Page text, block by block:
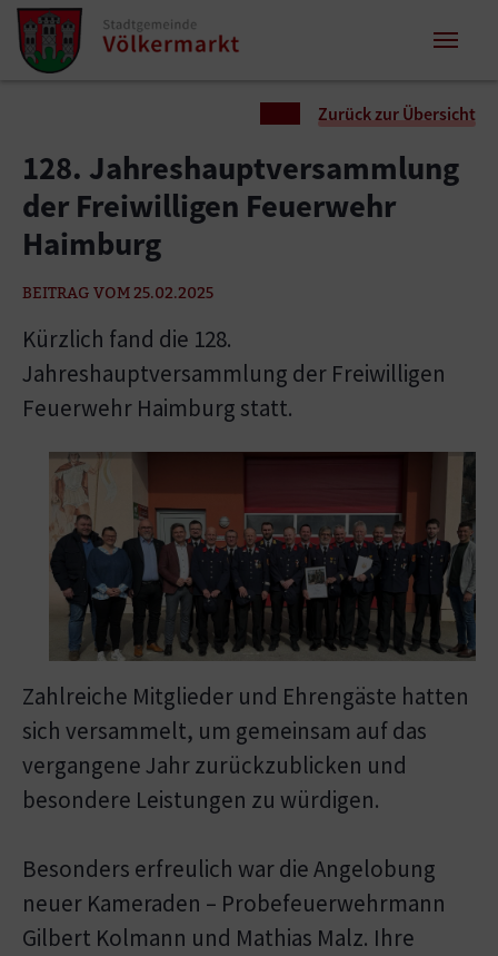
Zum Inhalt springen
Zum Seitenende springen
Zurück zur Übersicht
128. Jahreshauptversammlung
der Freiwilligen Feuerwehr
Haimburg
BEITRAG VOM 25.02.2025
Kürzlich fand die 128.
Jahreshauptversammlung der Freiwilligen
Feuerwehr Haimburg statt.
Zahlreiche Mitglieder und Ehrengäste hatten
sich versammelt, um gemeinsam auf das
vergangene Jahr zurückzublicken und
besondere Leistungen zu würdigen.
Besonders erfreulich war die Angelobung
neuer Kameraden – Probefeuerwehrmann
Gilbert Kolmann und Mathias Malz. Ihre